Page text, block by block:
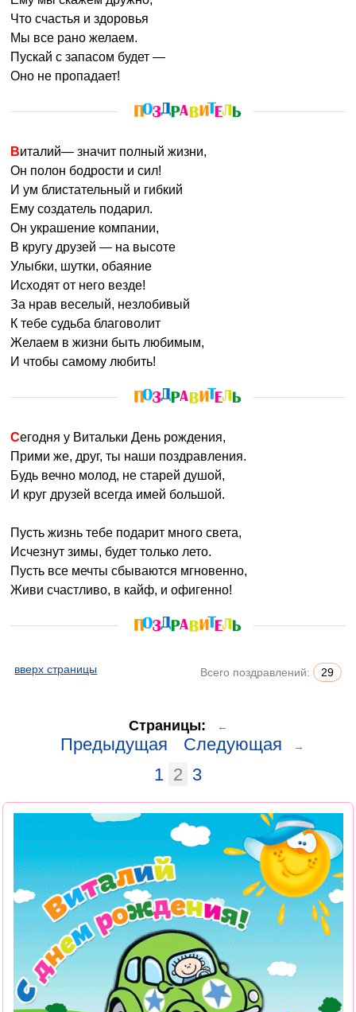
Что счастья и здоровья
Мы все рано желаем.
Пускай с запасом будет —
Оно не пропадает!
Виталий— значит полный жизни,
Он полон бодрости и сил!
И ум блистательный и гибкий
Ему создатель подарил.
Он украшение компании,
В кругу друзей — на высоте
Улыбки, шутки, обаяние
Исходят от него везде!
За нрав веселый, незлобивый
К тебе судьба благоволит
Желаем в жизни быть любимым,
И чтобы самому любить!
Сегодня у Витальки День рождения,
Прими же, друг, ты наши поздравления.
Будь вечно молод, не старей душой,
И круг друзей всегда имей большой.
Пусть жизнь тебе подарит много света,
Исчезнут зимы, будет только лето.
Пусть все мечты сбываются мгновенно,
Живи счастливо, в кайф, и офигенно!
вверх страницы Всего поздравлений: 29
Страницы: ←
Предыдущая Следующая →
1 2 3